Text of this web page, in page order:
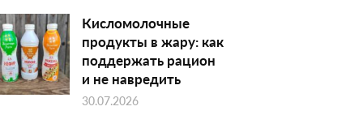
Кисломолочные
продукты в жару: как
поддержать рацион
и не навредить
30.07.2026